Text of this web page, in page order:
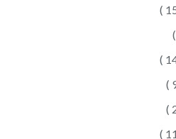
(
(
(
(
(